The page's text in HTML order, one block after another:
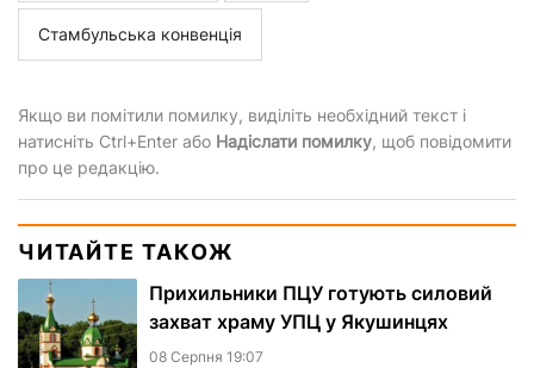
Стамбульська конвенція
Якщо ви помітили помилку, виділіть необхідний текст і
натисніть Ctrl+Enter або Надіслати помилку, щоб повідомити
про це редакцію.
ЧИТАЙТЕ ТАКОЖ
Прихильники ПЦУ готують силовий
захват храму УПЦ у Якушинцях
08 Серпня 19:07